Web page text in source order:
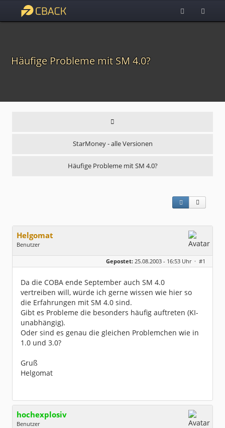
Häufige Probleme mit SM 4.0?
StarMoney - alle Versionen
Häufige Probleme mit SM 4.0?
Helgomat
Benutzer
Geschlecht:
keine Angabe
Dabei seit:
06 / 2003
Gepostet: 25.08.2003 - 16:53 Uhr · #1
Da die COBA ende September auch SM 4.0
vertreiben will, würde ich gerne wissen wie hier so
die Erfahrungen mit SM 4.0 sind.
Gibt es Probleme die besonders häufig auftreten (KI-
unabhängig).
Oder sind es genau die gleichen Problemchen wie in
1.0 und 3.0?
Gruß
Helgomat
hochexplosiv
Benutzer